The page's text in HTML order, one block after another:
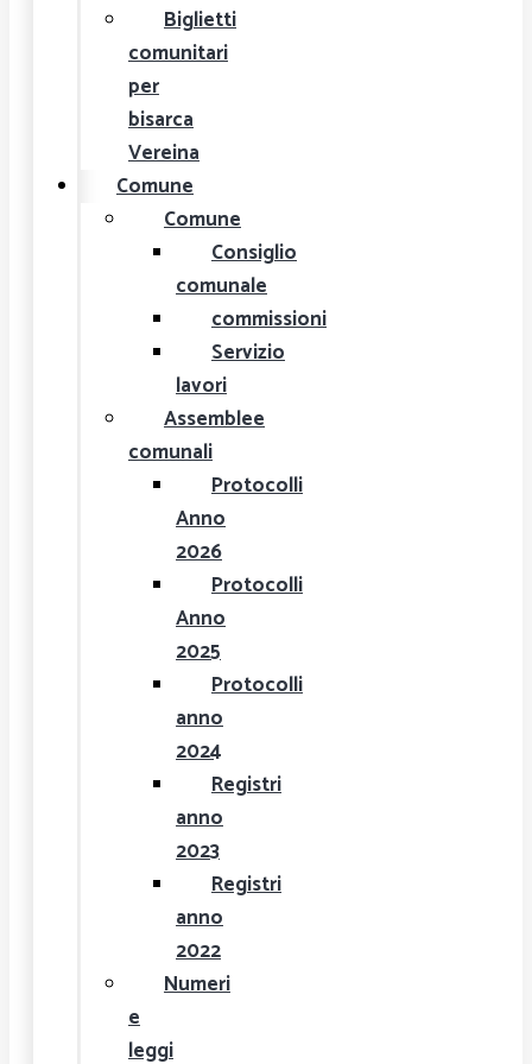
Biglietti
comunitari
per
bisarca
Vereina
Comune
Comune
Consiglio
comunale
commissioni
Servizio
lavori
Assemblee
comunali
Protocolli
Anno
2026
Protocolli
Anno
2025
Protocolli
anno
2024
Registri
anno
2023
Registri
anno
2022
Numeri
e
leggi